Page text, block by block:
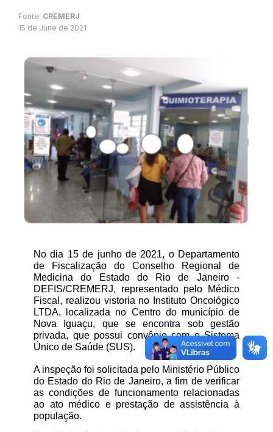
Fonte: CREMERJ
15 de June de 2021
No dia 15 de junho de 2021, o Departamento
de Fiscalização do Conselho Regional de
Medicina do Estado do Rio de Janeiro -
DEFIS/CREMERJ, representado pelo Médico
Fiscal, realizou vistoria no Instituto Oncológico
LTDA, localizada no Centro do município de
Nova Iguaçu, que se encontra sob gestão
privada, que possui convênio com o Sistema
Único de Saúde (SUS).
A inspeção foi solicitada pelo Ministério Público
do Estado do Rio de Janeiro, a fim de verificar
as condições de funcionamento relacionadas
ao ato médico e prestação de assistência à
população.